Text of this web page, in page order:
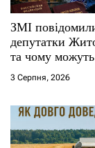
с
і
в
ЗМІ
депутатки
та чому можуть
3 Серпня, 2026